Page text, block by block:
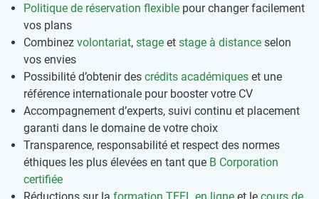
Politique de réservation flexible pour changer facilement
vos plans
Combinez volontariat, stage et stage à distance selon
vos envies
Possibilité d’obtenir des crédits académiques et une
référence internationale pour booster votre CV
Accompagnement d’experts, suivi continu et placement
garanti dans le domaine de votre choix
Transparence, responsabilité et respect des normes
éthiques les plus élevées en tant que B Corporation
certifiée